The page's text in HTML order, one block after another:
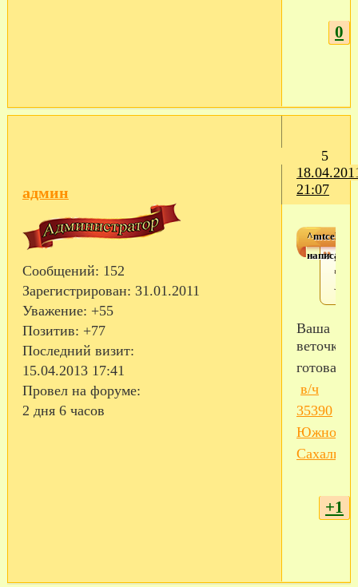
0
5
21:07
админ
Сообщений: 152
Зарегистрирован: 31.01.2011
Уважение: +55
Позитив: +77
Последний визит:
15.04.2013 17:41
Провел на форуме:
2 дня 6 часов
^mtcela^
Ваша
веточка
в/ч
35390
Южно-
+1